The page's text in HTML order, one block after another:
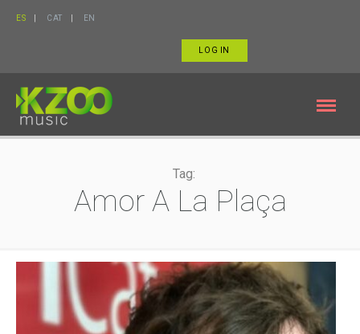
ES CAT EN
LOG IN
Tag:
Amor A La Plaça